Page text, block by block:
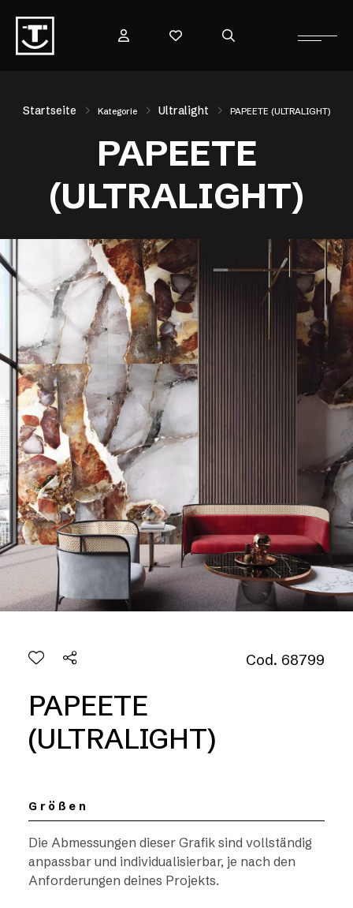
Startseite Kategorie Ultralight PAPEETE (ULTRALIGHT)
PAPEETE
(ULTRALIGHT)
Cod. 68799
PAPEETE
(ULTRALIGHT)
Größen
Die Abmessungen dieser Grafik sind vollständig
anpassbar und individualisierbar, je nach den
Anforderungen deines Projekts.